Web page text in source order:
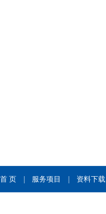
首 页 服务项目 资料下载